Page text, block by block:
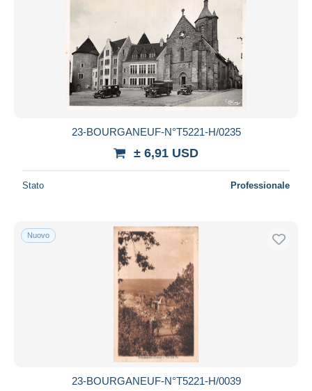
23-BOURGANEUF-N°T5221-H/0235
± 6,91 USD
Stato Professionale
Nuovo
23-BOURGANEUF-N°T5221-H/0039